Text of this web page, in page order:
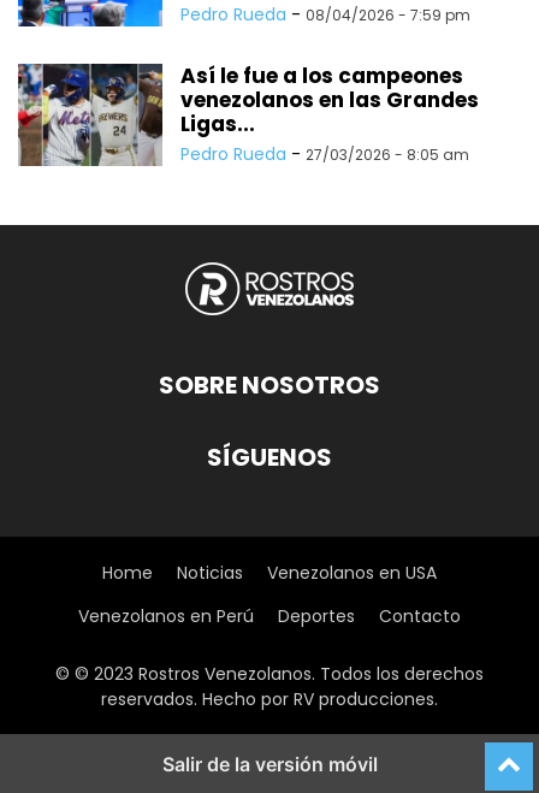
Pedro Rueda - 08/04/2026 - 7:59 pm
Así le fue a los campeones
venezolanos en las Grandes
Ligas...
Pedro Rueda - 27/03/2026 - 8:05 am
SOBRE NOSOTROS
SÍGUENOS
Home Noticias
Venezolanos en USA
Venezolanos en Perú
Deportes Contacto
© © 2023 Rostros Venezolanos. Todos los derechos
reservados. Hecho por RV producciones.
Salir de la versión móvil